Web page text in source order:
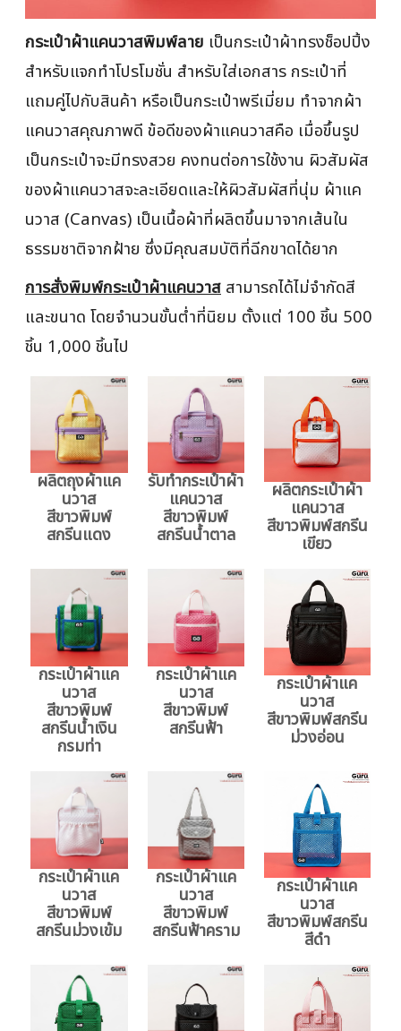
กระเป๋าผ้าแคนวาสพิมพ์ลาย เป็นกระเป๋าผ้าทรงช็อปปิ้ง
สำหรับแจกทำโปรโมชั่น สำหรับใส่เอกสาร กระเป๋าที่
แถมคู่ไปกับสินค้า หรือเป็นกระเป๋าพรีเมี่ยม ทำจากผ้า
แคนวาสคุณภาพดี ข้อดีของผ้าแคนวาสคือ เมื่อขึ้นรูป
เป็นกระเป๋าจะมีทรงสวย คงทนต่อการใช้งาน ผิวสัมผัส
ของผ้าแคนวาสจะละเอียดและให้ผิวสัมผัสที่นุ่ม ผ้าแค
นวาส (Canvas) เป็นเนื้อผ้าที่ผลิตขึ้นมาจากเส้นใน
ธรรมชาติจากฝ้าย ซึ่งมีคุณสมบัติที่ฉีกขาดได้ยาก
การสั่งพิมพ์กระเป๋าผ้าแคนวาส สามารถได้ไม่จำกัดสี
และขนาด โดยจำนวนขั้นต่ำที่นิยม ตั้งแต่ 100 ชิ้น 500
ชิ้น 1,000 ชิ้นไป
ผลิตถุงผ้าแค
นวาส
สีขาวพิมพ์
สกรีนแดง
รับทำกระเป๋าผ้า
แคนวาส
สีขาวพิมพ์
สกรีนน้ำตาล
ผลิตกระเป๋าผ้า
แคนวาส
สีขาวพิมพ์สกรีน
เขียว
กระเป๋าผ้าแค
นวาส
สีขาวพิมพ์
สกรีนน้ำเงิน
กรมท่า
กระเป๋าผ้าแค
นวาส
สีขาวพิมพ์
สกรีนฟ้า
กระเป๋าผ้าแค
นวาส
สีขาวพิมพ์สกรีน
ม่วงอ่อน
กระเป๋าผ้าแค
นวาส
สีขาวพิมพ์
สกรีนม่วงเข้ม
กระเป๋าผ้าแค
นวาส
สีขาวพิมพ์
สกรีนฟ้าคราม
กระเป๋าผ้าแค
นวาส
สีขาวพิมพ์สกรีน
สีดำ